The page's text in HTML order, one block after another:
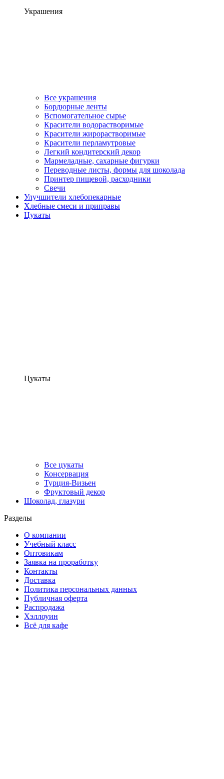
Украшения
Все украшения
Бордюрные ленты
Вспомогательное сырье
Красители водорастворимые
Красители жирорастворимые
Красители перламутровые
Легкий кондитерский декор
Мармеладные, сахарные фигурки
Переводные листы, формы для шоколада
Принтер пищевой, расходники
Свечи
Улучшители хлебопекарные
Хлебные смеси и приправы
Цукаты
Цукаты
Все цукаты
Консервация
Турция-Визьен
Фруктовый декор
Шоколад, глазури
Разделы
О компании
Учебный класс
Оптовикам
Заявка на проработку
Контакты
Доставка
Политика персональных данных
Публичная оферта
Распродажа
Хэллоуин
Всё для кафе